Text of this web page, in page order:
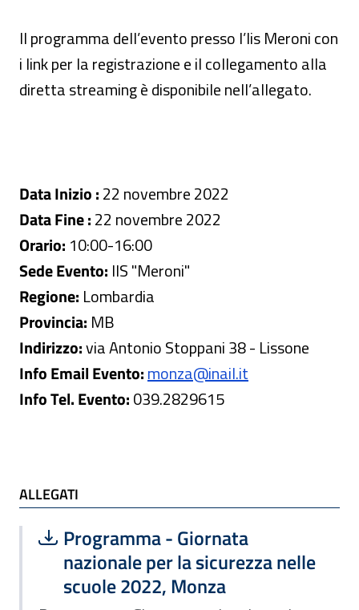
Il programma dell’evento presso l’Iis Meroni con
i link per la registrazione e il collegamento alla
diretta streaming è disponibile nell’allegato.
Data Inizio :22 novembre 2022
Data Fine :22 novembre 2022
Orario: 10:00-16:00
Sede Evento: IIS "Meroni"
Regione: Lombardia
Provincia: MB
Indirizzo:via Antonio Stoppani 38 - Lissone
Info Email Evento:monza@inail.it
Info Tel. Evento:039.2829615
ALLEGATI
ALLEGATI
Scarica file:
Programma - Giornata
nazionale per la sicurezza nelle
scuole 2022, Monza
Formato PDF — Dimensione 389.53 kB